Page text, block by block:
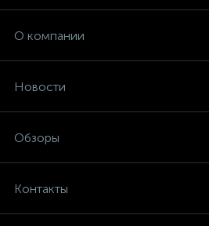
О компании
Новости
Обзоры
Контакты